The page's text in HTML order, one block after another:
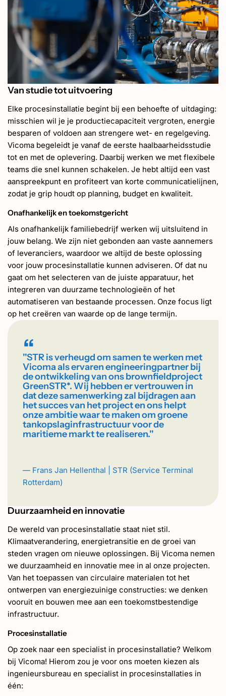
Van studie tot uitvoering
Elke procesinstallatie begint bij een behoefte of uitdaging:
misschien wil je je productiecapaciteit vergroten, energie
besparen of voldoen aan strengere wet- en regelgeving.
Vicoma begeleidt je vanaf de eerste haalbaarheidsstudie
tot en met de oplevering. Daarbij werken we met flexibele
teams die snel kunnen schakelen. Je hebt altijd een vast
aanspreekpunt en profiteert van korte communicatielijnen,
zodat je grip houdt op planning, budget en kwaliteit.
Onafhankelijk en toekomstgericht
Als onafhankelijk familiebedrijf werken wij uitsluitend in
jouw belang. We zijn niet gebonden aan vaste aannemers
of leveranciers, waardoor we altijd de beste oplossing
voor jouw procesinstallatie kunnen adviseren. Of dat nu
gaat om het selecteren van de juiste apparatuur, het
integreren van duurzame technologieën of het
automatiseren van bestaande processen. Onze focus ligt
op het creëren van waarde op de lange termijn.
“
''STR is verheugd om samen te werken met
Vicoma als ervaren engineeringpartner bij
de ontwikkeling van ons brownfieldproject
GreenSTR*. Wij hebben er vertrouwen in
dat deze samenwerking zal bijdragen aan
het succes van het project en ons helpt
onze ambitie waar te maken om groene
tankopslaginfrastructuur voor de
maritieme markt te realiseren.''
— Frans Jan Hellenthal | STR (Service Terminal
Rotterdam)
Duurzaamheid en innovatie
De wereld van procesinstallatie staat niet stil.
Klimaatverandering, energietransitie en de groei van
steden vragen om nieuwe oplossingen. Bij Vicoma nemen
we duurzaamheid en innovatie mee in al onze projecten.
Van het toepassen van circulaire materialen tot het
ontwerpen van energiezuinige constructies: we denken
vooruit en bouwen mee aan een toekomstbestendige
infrastructuur.
Procesinstallatie
Op zoek naar een specialist in procesinstallatie? Welkom
bij Vicoma! Hierom zou je voor ons moeten kiezen als
ingenieursbureau en specialist in procesinstallaties in
één: